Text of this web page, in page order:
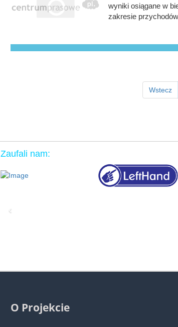
wyniki osiągane w
zakresie
Wstecz
Zaufali nam:
‹
O Projekcie